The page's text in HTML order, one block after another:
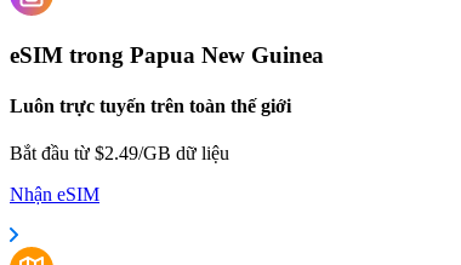
eSIM trong Papua New Guinea
Luôn trực tuyến trên toàn thế giới
Bắt đầu từ $2.49/GB dữ liệu
Nhận eSIM